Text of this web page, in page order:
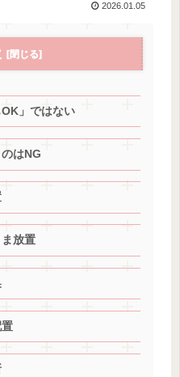
2026.01.05
」ではない
はNG
放置